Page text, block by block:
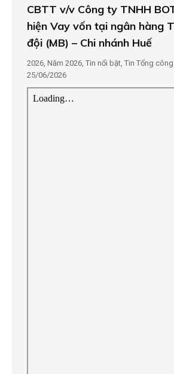
CBTT v/v Công ty TNHH
hiện Vay vốn tại ngân hàng
đội (MB) – Chi nhánh Huế
2026 Năm 2026 Tin nổi bật Tin Tổng
25/06/2026